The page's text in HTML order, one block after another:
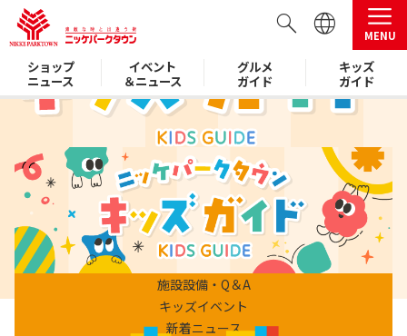
MENU
ショップ
ニュース
イベント
＆ニュース
グルメ
ガイド
キッズ
ガイド
施設設備・Q＆A
キッズイベント
新着ニュース